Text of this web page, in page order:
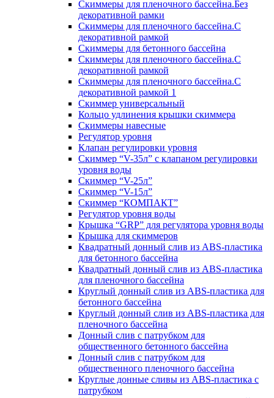
Скиммеры для пленочного бассейна.Без
декоративной рамки
Скиммеры для пленочного бассейна.С
декоративной рамкой
Скиммеры для бетонного бассейна
Скиммеры для пленочного бассейна.С
декоративной рамкой
Скиммеры для пленочного бассейна.С
декоративной рамкой 1
Скиммер универсальный
Кольцо удлинения крышки скиммера
Скиммеры навесные
Регулятор уровня
Клапан регулировки уровня
Скиммер “V-35л” с клапаном регулировки
уровня воды
Скиммер “V-25л”
Скиммер “V-15л”
Скиммер “КОМПАКТ”
Регулятор уровня воды
Крышка “GRP” для регулятора уровня воды
Крышка для скиммеров
Квадратный донный слив из ABS-пластика
для бетонного бассейна
Квадратный донный слив из ABS-пластика
для пленочного бассейна
Круглый донный слив из ABS-пластика для
бетонного бассейна
Круглый донный слив из ABS-пластика для
пленочного бассейна
Донный слив с патрубком для
общественного бетонного бассейна
Донный слив с патрубком для
общественного пленочного бассейна
Круглые донные сливы из ABS-пластика с
патрубком